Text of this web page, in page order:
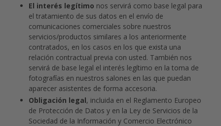
El interés legítimo nos servirá como base legal para
el tratamiento de sus datos en el envío de
comunicaciones comerciales sobre nuestros
servicios/productos similares a los anteriormente
contratados, en los casos en los que exista una
relación contractual previa con usted. También nos
servirá de base legal el interés legítimo en la toma de
fotografías en nuestros salones en las que puedan
aparecer asistentes de forma accesoria.
Obligación legal, incluida en el Reglamento Europeo
de Protección de Datos y en la Ley de Servicios de la
Sociedad de la Información y Comercio Electrónico